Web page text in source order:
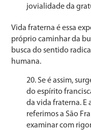
jovialidade da
Vida fraterna é essa
próprio caminhar da
busca do sentido
humana.
Se é assim,
do espírito
da vida fraterna. E
refe­rimos a São
examinar com